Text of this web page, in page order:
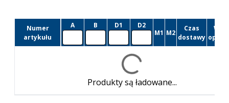
Numer
artykułu
A B D1
D2
M1 M2
Czas
dostawy
Produkty są ładowane...